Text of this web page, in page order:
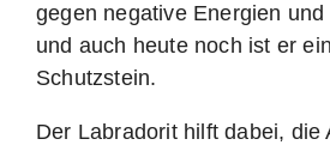
gegen negative Energien und
und auch heute noch ist er
Schutzstein.
Der Labradorit hilft dabei, die